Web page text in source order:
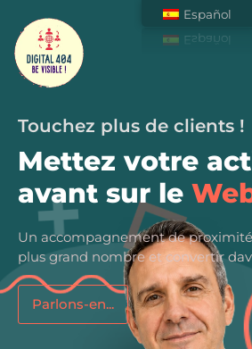
Touchez plus de clients !
Mettez votre
avant sur le
Un accompagnement de
plus grand nombre et convertir
Parlons-en...
Español